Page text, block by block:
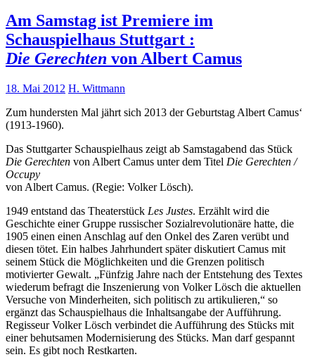
Am Samstag ist Premiere im
Schauspielhaus Stuttgart :
Die Gerechten von Albert Camus
18. Mai 2012 H. Wittmann
Zum hundersten Mal jährt sich 2013 der Geburtstag Albert Camus‘
(1913-1960).
Das Stuttgarter Schauspielhaus zeigt ab Samstagabend das Stück
Die Gerechten von Albert Camus unter dem Titel Die Gerechten /
Occupy
von Albert Camus. (Regie: Volker Lösch).
1949 entstand das Theaterstück Les Justes. Erzählt wird die
Geschichte einer Gruppe russischer Sozialrevolutionäre hatte, die
1905 einen einen Anschlag auf den Onkel des Zaren verübt und
diesen tötet. Ein halbes Jahrhundert später diskutiert Camus mit
seinem Stück die Möglichkeiten und die Grenzen politisch
motivierter Gewalt. „Fünfzig Jahre nach der Entstehung des Textes
wiederum befragt die Inszenierung von Volker Lösch die aktuellen
Versuche von Minderheiten, sich politisch zu artikulieren,“ so
ergänzt das Schauspielhaus die Inhaltsangabe der Aufführung.
Regisseur Volker Lösch verbindet die Aufführung des Stücks mit
einer behutsamen Modernisierung des Stücks. Man darf gespannt
sein. Es gibt noch Restkarten.